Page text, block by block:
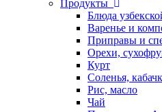
Продукты
Блюда
Варенье и
Приправы и
Орехи,
Курт
Соленья,
Рис, масло
Чай